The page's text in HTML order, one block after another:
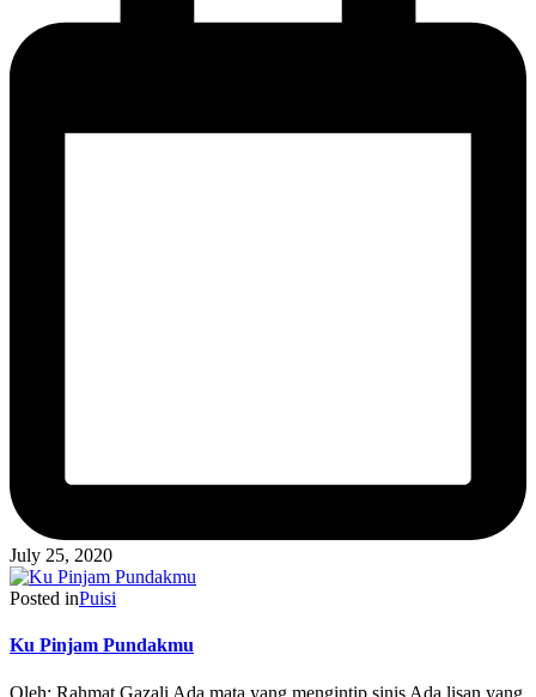
July 25, 2020
Posted inPuisi
Ku Pinjam Pundakmu
Oleh: Rahmat Gazali Ada mata yang mengintip sinis Ada lisan yang